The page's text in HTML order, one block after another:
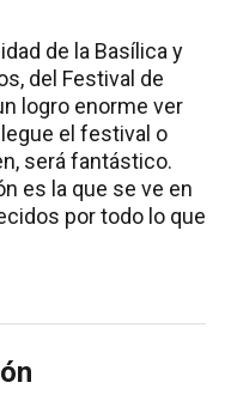
de la Basílica y
del Festival de
logro enorme ver
el festival o
será fantástico.
es la que se ve en
por todo lo que